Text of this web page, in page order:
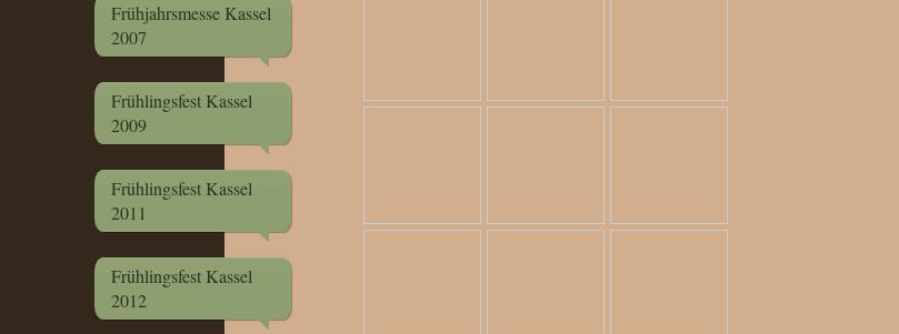
Frühjahrsmesse Kassel
2007
Frühlingsfest Kassel
2009
Frühlingsfest Kassel
2011
Frühlingsfest Kassel
2012